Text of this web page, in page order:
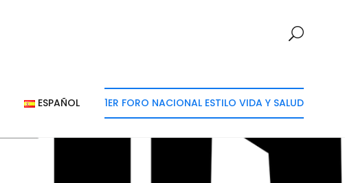
ESPAÑOL 1ER FORO NACIONAL ESTILO VIDA Y SALUD